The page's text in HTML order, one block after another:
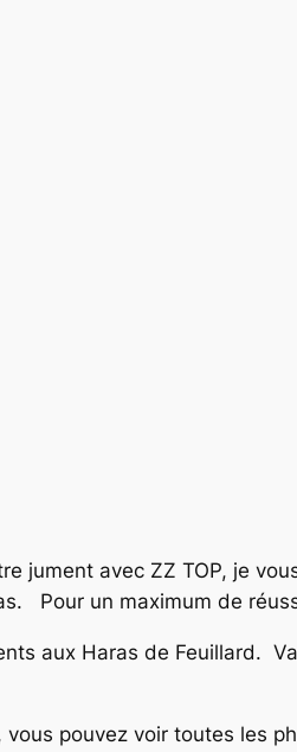
jument avec ZZ TOP, je
Pour un maximum de
aux Haras de Feuillard.
pouvez voir toutes les